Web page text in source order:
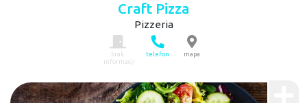
Craft Pizza
Pizzeria
brak
informacji
telefon mapa